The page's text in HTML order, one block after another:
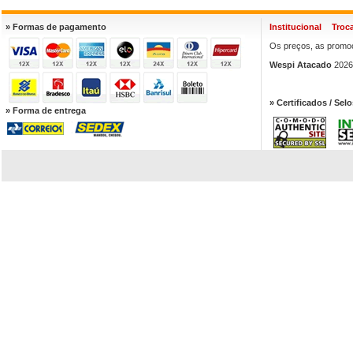
» Formas de pagamento
» Forma de entrega
Institucional
Os preços, as
Wespi Atacado
» Certificados /